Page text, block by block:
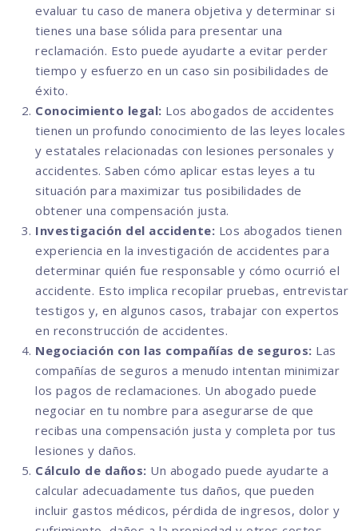
evaluar tu caso de manera objetiva y determinar si
tienes una base sólida para presentar una
reclamación. Esto puede ayudarte a evitar perder
tiempo y esfuerzo en un caso sin posibilidades de
éxito.
Conocimiento legal: Los abogados de accidentes
tienen un profundo conocimiento de las leyes locales
y estatales relacionadas con lesiones personales y
accidentes. Saben cómo aplicar estas leyes a tu
situación para maximizar tus posibilidades de
obtener una compensación justa.
Investigación del accidente: Los abogados tienen
experiencia en la investigación de accidentes para
determinar quién fue responsable y cómo ocurrió el
accidente. Esto implica recopilar pruebas, entrevistar
testigos y, en algunos casos, trabajar con expertos
en reconstrucción de accidentes.
Negociación con las compañías de seguros: Las
compañías de seguros a menudo intentan minimizar
los pagos de reclamaciones. Un abogado puede
negociar en tu nombre para asegurarse de que
recibas una compensación justa y completa por tus
lesiones y daños.
Cálculo de daños: Un abogado puede ayudarte a
calcular adecuadamente tus daños, que pueden
incluir gastos médicos, pérdida de ingresos, dolor y